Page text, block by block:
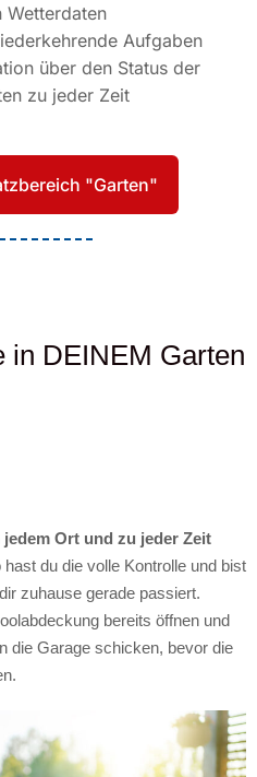
Wetterdaten
Aufgaben
über den Status der
zu jeder Zeit
"Garten"
in DEINEM Garten
Ort und zu jeder Zeit
hast du die volle Kontrolle und bist
zuhause gerade passiert.
bereits öffnen und
die Garage schicken, bevor die